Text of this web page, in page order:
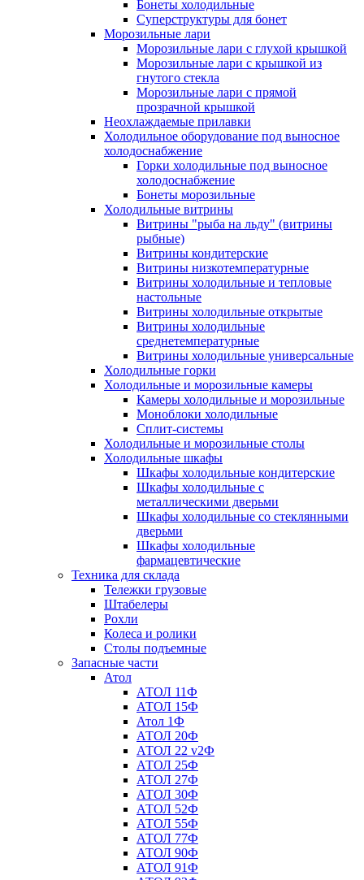
Бонеты холодильные
Суперструктуры для бонет
Морозильные лари
Морозильные лари с глухой крышкой
Морозильные лари с крышкой из
гнутого стекла
Морозильные лари с прямой
прозрачной крышкой
Неохлаждаемые прилавки
Холодильное оборудование под выносное
холодоснабжение
Горки холодильные под выносное
холодоснабжение
Бонеты морозильные
Холодильные витрины
Витрины "рыба на льду" (витрины
рыбные)
Витрины кондитерские
Витрины низкотемпературные
Витрины холодильные и тепловые
настольные
Витрины холодильные открытые
Витрины холодильные
среднетемпературные
Витрины холодильные универсальные
Холодильные горки
Холодильные и морозильные камеры
Камеры холодильные и морозильные
Моноблоки холодильные
Сплит-системы
Холодильные и морозильные столы
Холодильные шкафы
Шкафы холодильные кондитерские
Шкафы холодильные с
металлическими дверьми
Шкафы холодильные со стеклянными
дверьми
Шкафы холодильные
фармацевтические
Техника для склада
Тележки грузовые
Штабелеры
Рохли
Колеса и ролики
Столы подъемные
Запасные части
Атол
АТОЛ 11Ф
АТОЛ 15Ф
Атол 1Ф
АТОЛ 20Ф
АТОЛ 22 v2Ф
АТОЛ 25Ф
АТОЛ 27Ф
АТОЛ 30Ф
АТОЛ 52Ф
АТОЛ 55Ф
АТОЛ 77Ф
АТОЛ 90Ф
АТОЛ 91Ф